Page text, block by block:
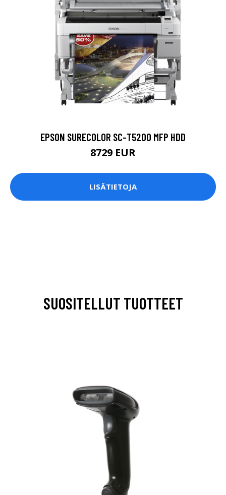
EPSON SURECOLOR SC-T5200 MFP HDD
8729 EUR
LISÄTIETOJA
SUOSITELLUT TUOTTEET